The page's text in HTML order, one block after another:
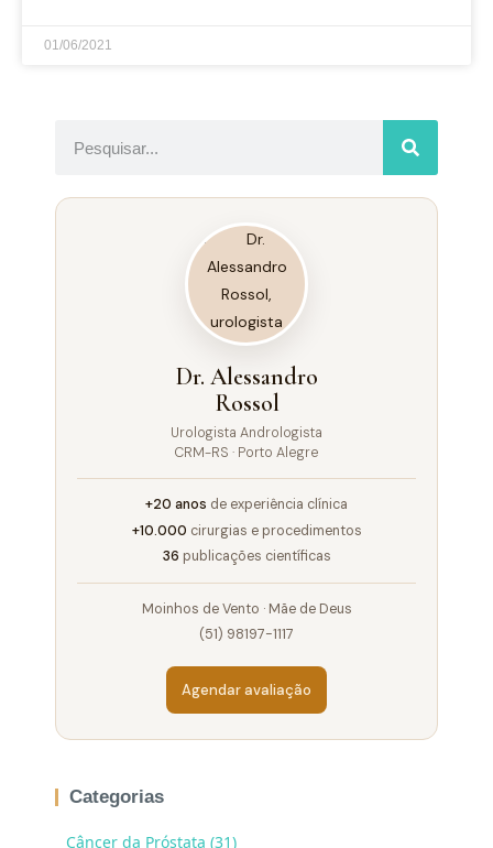
01/06/2021
Dr. Alessandro
Rossol
Urologista Andrologista
CRM-RS · Porto Alegre
+20 anos de experiência clínica
+10.000 cirurgias e procedimentos
36 publicações científicas
Moinhos de Vento · Mãe de Deus
(51) 98197-1117
Agendar avaliação
Categorias
Câncer da Próstata (31)